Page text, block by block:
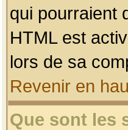
qui pourraient
HTML est
lors de sa
Revenir en
Que sont les